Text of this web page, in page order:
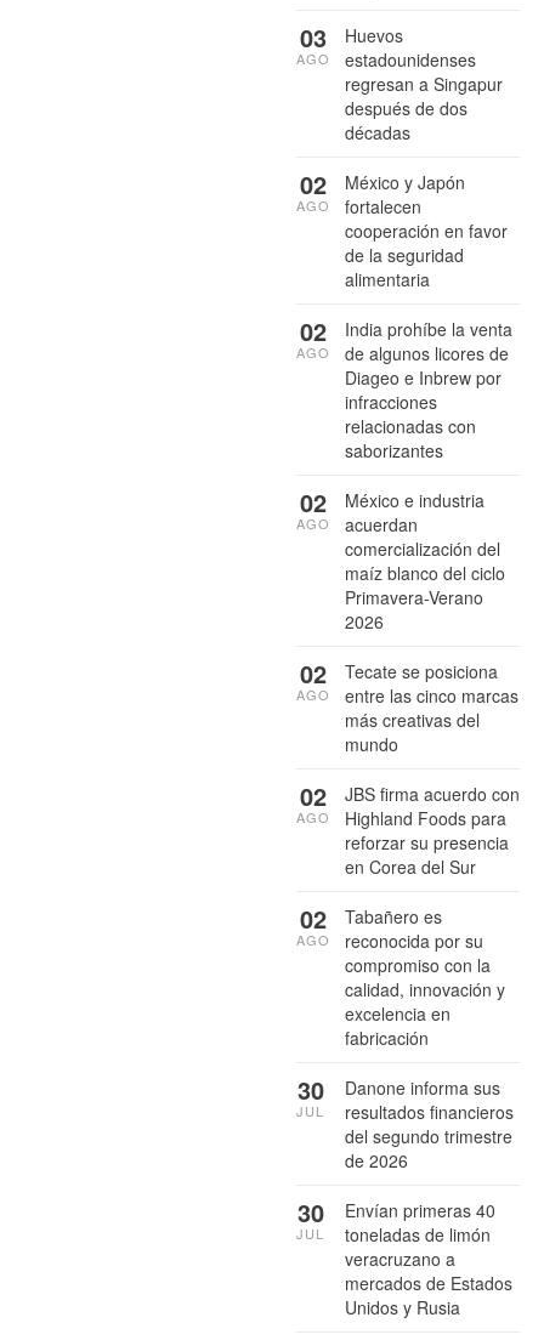
Huevos
estadounidenses
regresan a Singapur
después de dos
décadas
03
AGO
México y Japón
fortalecen
cooperación en favor
de la seguridad
alimentaria
02
AGO
India prohíbe la venta
de algunos licores de
Diageo e Inbrew por
infracciones
relacionadas con
saborizantes
02
AGO
México e industria
acuerdan
comercialización del
maíz blanco del ciclo
Primavera-Verano
2026
02
AGO
Tecate se posiciona
entre las cinco marcas
más creativas del
mundo
02
AGO
JBS firma acuerdo con
Highland Foods para
reforzar su presencia
en Corea del Sur
02
AGO
Tabañero es
reconocida por su
compromiso con la
calidad, innovación y
excelencia en
fabricación
02
AGO
Danone informa sus
resultados financieros
del segundo trimestre
de 2026
30
JUL
Envían primeras 40
toneladas de limón
veracruzano a
mercados de Estados
Unidos y Rusia
30
JUL